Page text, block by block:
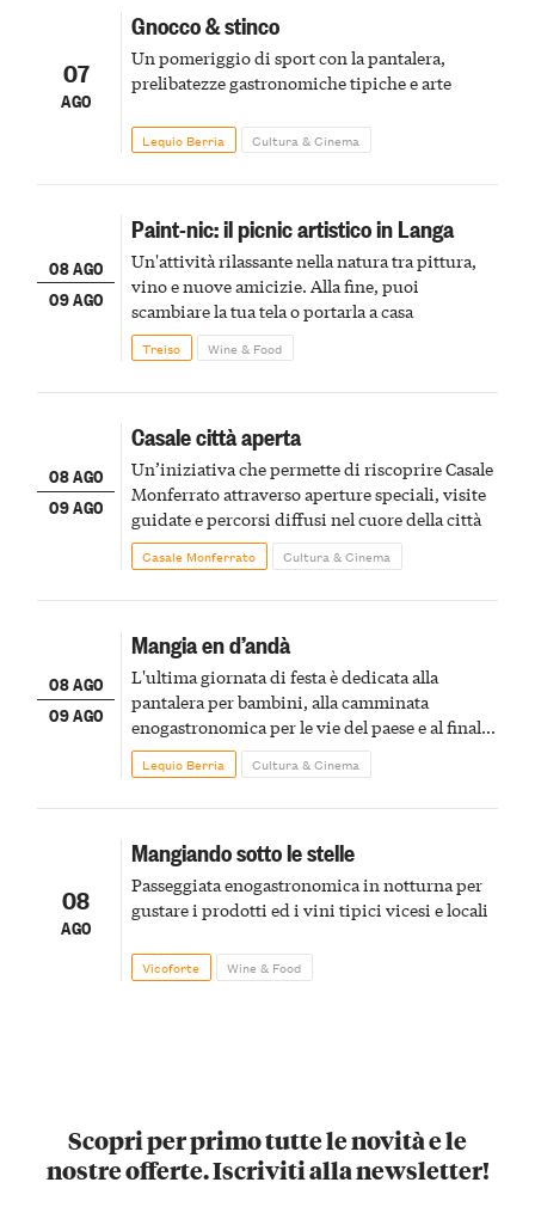
07
AGO
Gnocco & stinco
Un pomeriggio di sport con la pantalera,
prelibatezze gastronomiche tipiche e arte
Lequio Berria Cultura & Cinema
08 AGO
09 AGO
Paint-nic: il picnic artistico in Langa
Un'attività rilassante nella natura tra pittura,
vino e nuove amicizie. Alla fine, puoi
scambiare la tua tela o portarla a casa
Treiso Wine & Food
08 AGO
09 AGO
Casale città aperta
Un’iniziativa che permette di riscoprire Casale
Monferrato attraverso aperture speciali, visite
guidate e percorsi diffusi nel cuore della città
Casale Monferrato Cultura & Cinema
08 AGO
09 AGO
Mangia en d’andà
L'ultima giornata di festa è dedicata alla
pantalera per bambini, alla camminata
enogastronomica per le vie del paese e al finale
pirotecnico
Lequio Berria Cultura & Cinema
08
AGO
Mangiando sotto le stelle
Passeggiata enogastronomica in notturna per
gustare i prodotti ed i vini tipici vicesi e locali
Vicoforte Wine & Food
Scopri per primo tutte le novità e le
nostre offerte. Iscriviti alla newsletter!